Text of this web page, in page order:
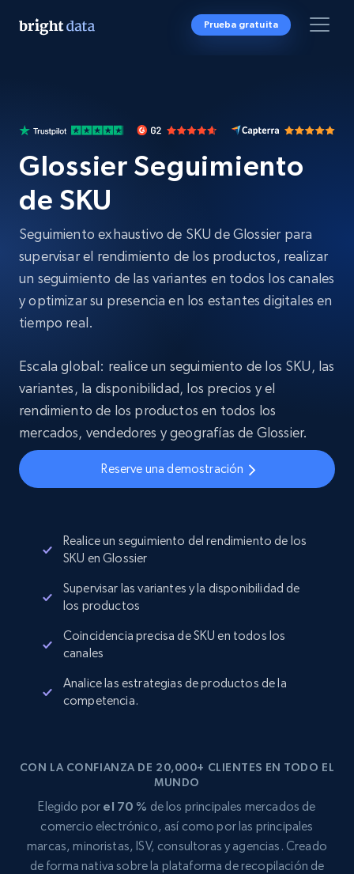
Prueba gratuita
Glossier Seguimiento
de SKU
Seguimiento exhaustivo de SKU de Glossier para
supervisar el rendimiento de los productos, realizar
un seguimiento de las variantes en todos los canales
y optimizar su presencia en los estantes digitales en
tiempo real.
Escala global: realice un seguimiento de los SKU, las
variantes, la disponibilidad, los precios y el
rendimiento de los productos en todos los
mercados, vendedores y geografías de Glossier.
Reserve una demostración
Realice un seguimiento del rendimiento de los
SKU en Glossier
Supervisar las variantes y la disponibilidad de
los productos
Coincidencia precisa de SKU en todos los
canales
Analice las estrategias de productos de la
competencia.
CON LA CONFIANZA DE 20,000+ CLIENTES EN TODO EL
MUNDO
Elegido por el 70 % de los principales mercados de
comercio electrónico, así como por las principales
marcas, minoristas, ISV, consultoras y agencias. Creado
de forma nativa sobre la plataforma de recopilación de